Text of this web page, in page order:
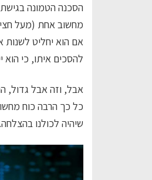
מחשוב אחת (מעל
אם הוא יחליט
להסכים איתו, כי הוא
אבל, וזה אבל גדול,
כל כך הרבה כוח
שיהיה לכולנו בהצלחה.